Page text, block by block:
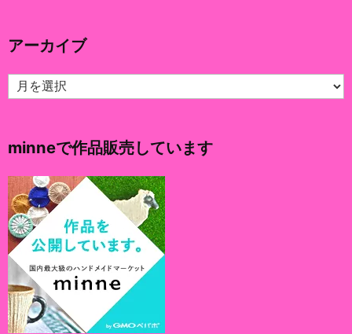
ー
アーカイブ
ア
ー
ブ
minneで作品販売しています